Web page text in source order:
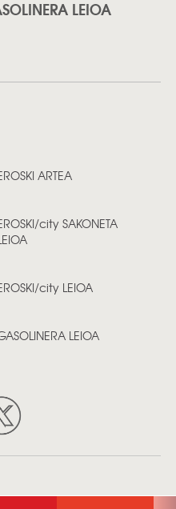
LEIOA
ARTEA
city SAKONETA
city LEIOA
LEIOA